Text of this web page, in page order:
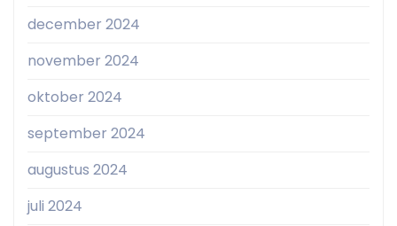
december 2024
november 2024
oktober 2024
september 2024
augustus 2024
juli 2024